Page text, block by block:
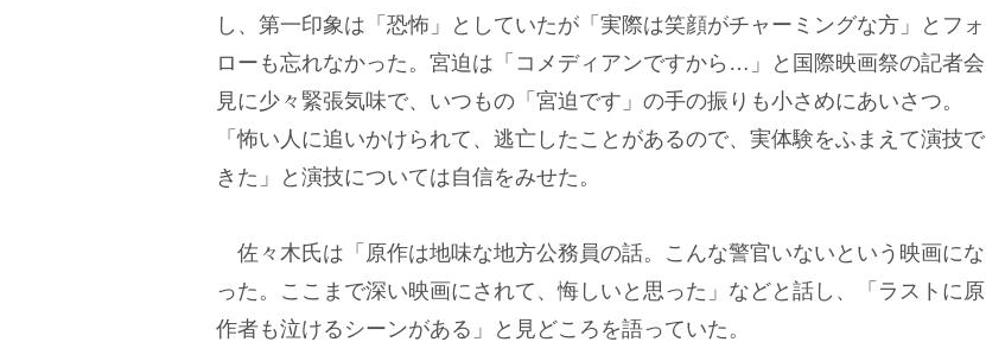
し、第一印象は「恐怖」としていたが「実際は笑顔がチャーミングな方」とフォ
ローも忘れなかった。宮迫は「コメディアンですから…」と国際映画祭の記者会
見に少々緊張気味で、いつもの「宮迫です」の手の振りも小さめにあいさつ。
「怖い人に追いかけられて、逃亡したことがあるので、実体験をふまえて演技で
きた」と演技については自信をみせた。
佐々木氏は「原作は地味な地方公務員の話。こんな警官いないという映画にな
った。ここまで深い映画にされて、悔しいと思った」などと話し、「ラストに原
作者も泣けるシーンがある」と見どころを語っていた。